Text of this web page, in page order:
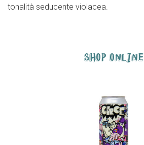
tonalità seducente violacea.
SHOP ONLINE